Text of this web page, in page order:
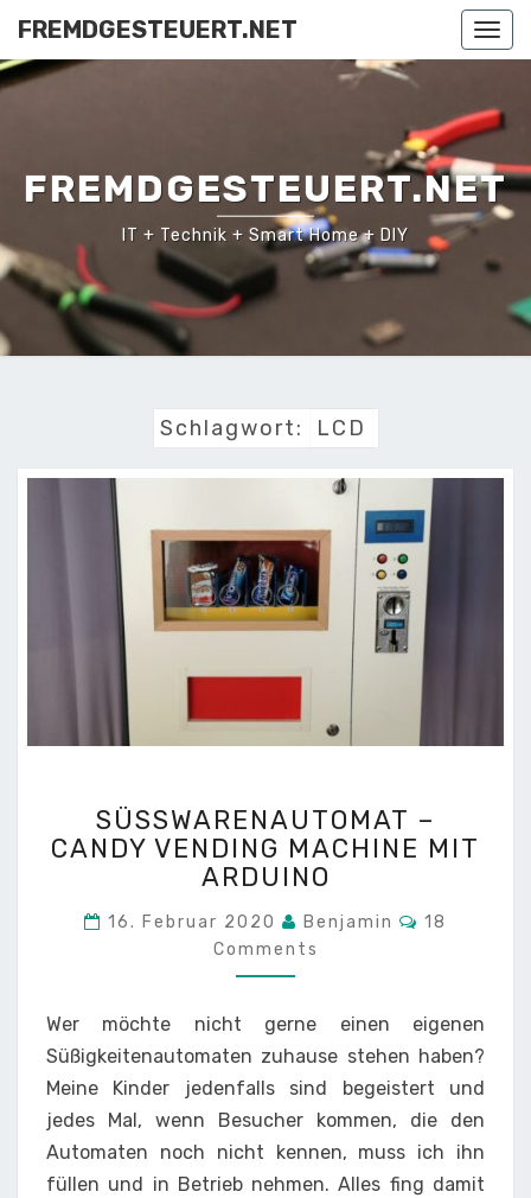
content
FREMDGESTEUERT.NET
FREMDGESTEUERT.NET
IT + Technik + Smart Home + DIY
Schlagwort: LCD
C
ANDY V
ENDING M
IT A
RDUINO
SÜSSWARENAUTOMAT – C
ANDY VENDING MACHINE MIT A
RDUINO
16. Februar 2020 Benjamin Comments
18
Comments
Wer möchte nicht gerne einen eigenen
Süßigkeitenautomaten zuhause stehen haben?
Meine Kinder jedenfalls sind begeistert und
jedes Mal, wenn Besucher kommen, die den
Automaten noch nicht kennen, muss ich ihn
füllen und in Betrieb nehmen. Alles fing damit